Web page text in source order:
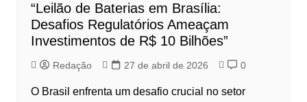
“Leilão de Baterias em Brasília:
Desafios Regulatórios Ameaçam
Investimentos de R$ 10 Bilhões”
Redação 27 de abril de 2026 0
O Brasil enfrenta um desafio crucial no setor